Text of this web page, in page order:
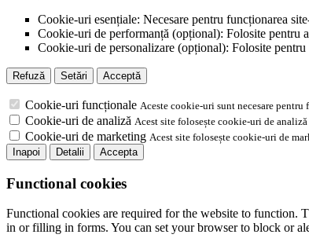
Cookie-uri esențiale: Necesare pentru funcționarea
Cookie-uri de performanță (opțional): Folosite pentru
Cookie-uri de personalizare (opțional): Folosite
Refuză Setări Acceptă
Cookie-uri funcționale Aceste cookie-uri sunt necesare pentru
Cookie-uri de analiză Acest site folosește cookie-uri de
Cookie-uri de marketing Acest site folosește cookie-uri de
Inapoi
Detalii Accepta
Functional cookies
Functional cookies are required for the website to function.
in or filling in forms. You can set your browser to block or